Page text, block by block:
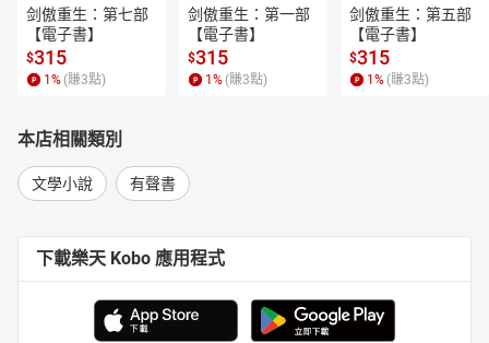
剑傲重生：第七部
【電子書】
$315
1 % (賺3點)
剑傲重生：第一部
【電子書】
$315
1 % (賺3點)
剑傲重生：第五部
【電子書】
$315
1 % (賺3點)
本店相關類別
文學小說 有聲書
下載樂天 Kobo 應用程式